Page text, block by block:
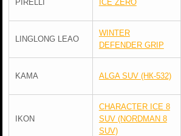
PIRELLI ICE ZERO
LINGLONG LEAO
WINTER
DEFENDER GRIP
KAMA ALGA SUV (НК-532)
IKON
CHARACTER ICE 8
SUV (NORDMAN 8
SUV)